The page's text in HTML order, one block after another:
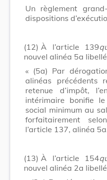
Un règlement
dispositions
(12) À l’article 139
nouvel alinéa 5a
« (5a) Par
alinéas précédents
retenue d’impôt,
intérimaire bonifie
social minimum au
forfaitairement
l’article 137, alinéa
(13) À l’article 154
nouvel alinéa 2a